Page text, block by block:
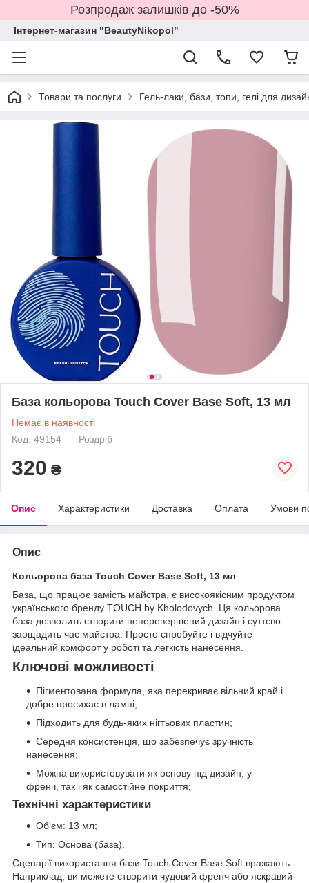
Розпродаж залишків до -50%
Інтернет-магазин "BeautyNikopol"
Товари та послуги Гель-лаки, бази, топи, гелі для
База кольорова Touch Cover Base Soft, 13 мл
Немає в наявності
Код: 49154
Роздріб
320 ₴
Опис Характеристики Доставка Оплата Умови
Опис
Кольорова база Touch Cover Base Soft, 13 мл
База, що працює замість майстра, є високоякісним продуктом
українського бренду TOUCH by Kholodovych. Ця кольорова
база дозволить створити неперевершений дизайн і суттєво
заощадить час майстра. Просто спробуйте і відчуйте
ідеальний комфорт у роботі та легкість нанесення.
Ключові можливості
Пігментована формула, яка перекриває вільний край і
добре просихає в лампі;
Підходить для будь-яких нігтьових пластин;
Середня консистенція, що забезпечує зручність
нанесення;
Можна використовувати як основу під дизайн, у
френч, так і як самостійне покриття;
Технічні характеристики
Об'єм: 13 мл;
Тип: Основа (база).
Сценарії використання бази Touch Cover Base Soft вражають.
Наприклад, ви можете створити чудовий френч або яскравий